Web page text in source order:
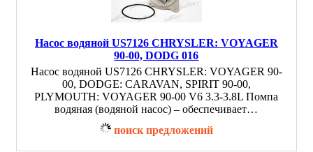
Насос водяной US7126 CHRYSLER: VOYAGER
90-00, DODG 016
Насос водяной US7126 CHRYSLER: VOYAGER 90-
00, DODGE: CARAVAN, SPIRIT 90-00,
PLYMOUTH: VOYAGER 90-00 V6 3.3-3.8L Помпа
водяная (водяной насос) – обеспечивает…
поиск предложений